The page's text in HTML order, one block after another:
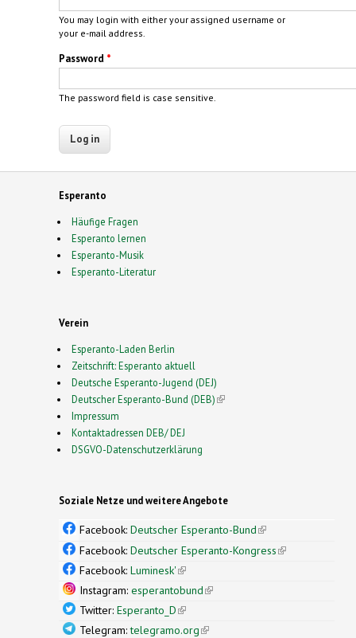
You may login with either your assigned username or
your e-mail address.
Password *
The password field is case sensitive.
Esperanto
Häufige Fragen
Esperanto lernen
Esperanto-Musik
Esperanto-Literatur
Verein
Esperanto-Laden Berlin
Zeitschrift: Esperanto aktuell
Deutsche Esperanto-Jugend (DEJ)
Deutscher Esperanto-Bund (DEB)(link is external)
Impressum
Kontaktadressen DEB/ DEJ
DSGVO-Datenschutzerklärung
Soziale Netze und weitere Angebote
Facebook: Deutscher Esperanto-Bund(link is
external)
Facebook: Deutscher Esperanto-Kongress(link is
Facebook: Luminesk'(link is external)
Instagram: esperantobund(link is external)
Twitter: Esperanto_D(link is external)
Telegram:telegramo.org(link is external)